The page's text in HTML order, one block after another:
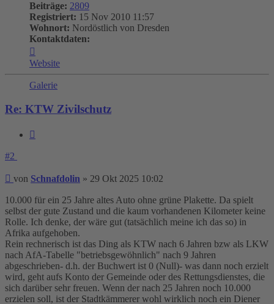
Beiträge: 2809
Registriert: 15 Nov 2010 11:57
Wohnort: Nordöstlich von Dresden
Kontaktdaten:
von
Schnafdolin
Website
Galerie
Re: KTW Zivilschutz
#2
Beitrag
von Schnafdolin » 29 Okt 2025 10:02
10.000 für ein 25 Jahre altes Auto ohne grüne Plakette. Da spielt
selbst der gute Zustand und die kaum vorhandenen Kilometer keine
Rolle. Ich denke, der wäre gut (tatsächlich meine ich das so) in
Afrika aufgehoben.
Rein rechnerisch ist das Ding als KTW nach 6 Jahren bzw als LKW
nach AfA-Tabelle "betriebsgewöhnlich" nach 9 Jahren
abgeschrieben- d.h. der Buchwert ist 0 (Null)- was dann noch erzielt
wird, geht aufs Konto der Gemeinde oder des Rettungsdienstes, die
sich darüber sehr freuen. Wenn der nach 25 Jahren noch 10.000
erzielen soll, ist der Stadtkämmerer wohl wirklich noch ein Diener